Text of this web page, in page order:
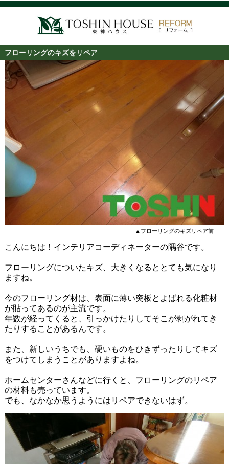
フローリングのキズをリペア
▲フローリングのキズリペア前
こんにちは！インテリアコーディネーターの隅谷です。
フローリングについたキズ、大きくなるととても気になり
ますね。
今のフローリング材は、表面に薄い突板とよばれる化粧材
が貼ってあるのが主流です。
年数が経ってくると、引っかけたりしてそこが剥がれてき
たりすることがあるんです。
また、新しいうちでも、硬いものをひきずったりしてキズ
をつけてしまうことがありますよね。
ホームセンターさんなどに行くと、フローリングのリペア
の材料も売っています。
でも、なかなか思うようにはリペアできないはず。